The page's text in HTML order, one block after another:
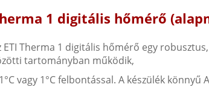
1 digitális hőmérő
ETI Therma 1 digitális hőmérő egy
tartományban működik,
vagy 1°C felbontással. A készülék